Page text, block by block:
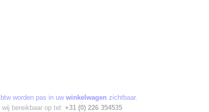
worden pas in uwwinkelwagen zichtbaar.
bereikbaar op tel: +31 (0) 226 354535